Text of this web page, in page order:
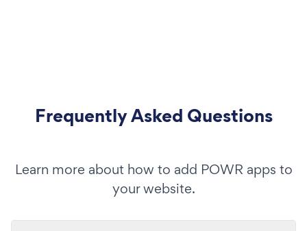
Frequently Asked Questions
Learn more about how to add POWR apps to
your website.